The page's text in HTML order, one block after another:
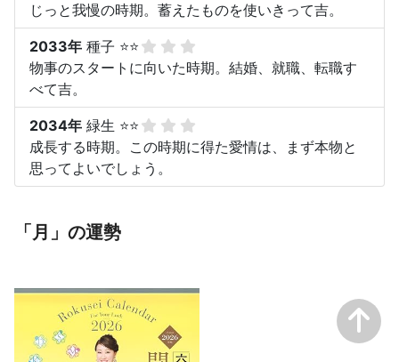
じっと我慢の時期。蓄えたものを使いきって吉。
2033年 種子 ⭐⭐
物事のスタートに向いた時期。結婚、就職、転職す
べて吉。
2034年 緑生 ⭐⭐
成長する時期。この時期に得た愛情は、まず本物と
思ってよいでしょう。
「月」の運勢